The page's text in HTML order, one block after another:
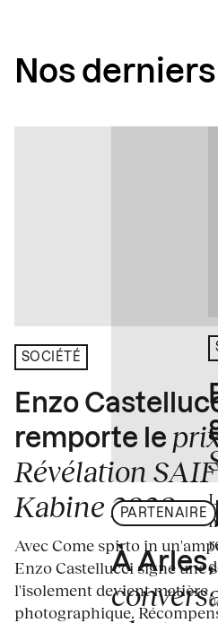
Nos derniers
SOCIÉTÉ
Enzo
remporte le
Révélation
Kabine 2026
Avec Come spirto in
Enzo Castellucci signe une
l'isolement devient matière
photographique.
PARTENAIRE
À Arles,